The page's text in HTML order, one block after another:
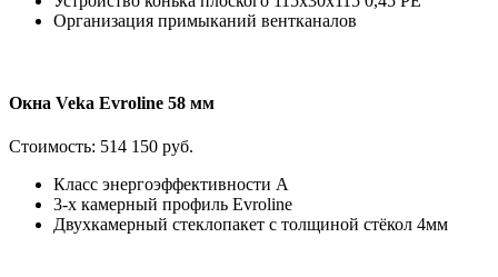
Организация примыканий вентканалов
Окна Veka Evroline 58 мм
Стоимость: 514 150 руб.
Класс энергоэффективности А
3-х камерный профиль Evroline
Двухкамерный стеклопакет с толщиной стёкол 4мм